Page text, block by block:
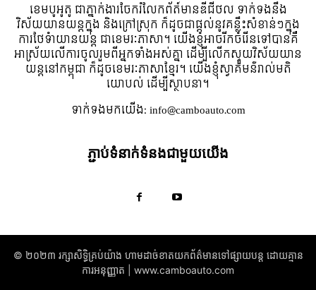
ខេមបូអូតូ ជាភ្នាក់ងារចែករំលែកព័ត៍មានឌីជីថល ទាក់ទងនឹង
វិស័យយានយន្តក្នុង និងក្រៅស្រុក ក៏ដូចជាផ្តល់នូវគន្លឹះសំខាន់ៗក្នុង
ការថែទំាយានយន្ត ជាខេមរៈភាសា។ យើងខ្ញុំអាចរីកចំរើនទៅបានគឺ
អាស្រ័យលើការចូលរួមពីអ្នកទាំងអស់គ្នា ដើម្បីលើកស្ទួយវិស័យយាន
យន្តនៅកម្ពុជា ក៏ដូចខេមរៈភាសាខ្មែរ។ យើងខ្ញុំស្វាគមន៌រាល់មតិ
យោបល់ ដើម្បីស្ថាបនា។
ទាក់ទង​មក​យើង:info@camboauto.com
ភ្ជាប់ទំនាក់ទំនងជាមួយយើង
© ២០២៣ រក្សាសិទ្ធិគ្រប់យ៉ាង​ ហាមដាច់ខាតយកព័ត៌មានទៅផ្សាយបន្ត ដោយគ្មាន
ការអនុញ្ញាត | www.camboauto.com